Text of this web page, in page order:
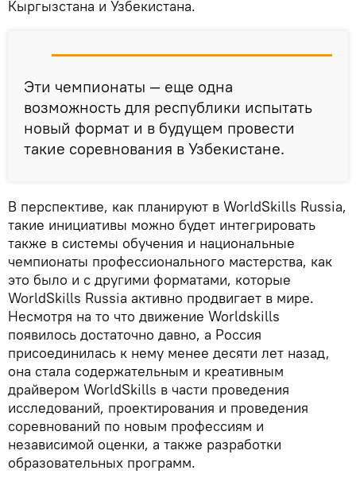
Кыргызстана и Узбекистана.
Эти чемпионаты — еще одна
возможность для республики испытать
новый формат и в будущем провести
такие соревнования в Узбекистане.
В перспективе, как планируют в WorldSkills Russia,
такие инициативы можно будет интегрировать
также в системы обучения и национальные
чемпионаты профессионального мастерства, как
это было и с другими форматами, которые
WorldSkills Russia активно продвигает в мире.
Несмотря на то что движение Worldskills
появилось достаточно давно, а Россия
присоединилась к нему менее десяти лет назад,
она стала содержательным и креативным
драйвером WorldSkills в части проведения
исследований, проектирования и проведения
соревнований по новым профессиям и
независимой оценки, а также разработки
образовательных программ.